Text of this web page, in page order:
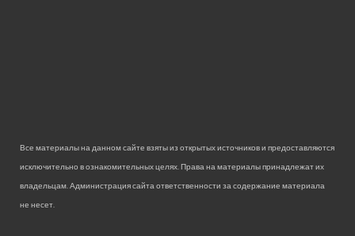
Все материалы на данном сайте взяты из открытых источников и предоставляются
исключительно в ознакомительных целях. Права на материалы принадлежат их
владельцам. Администрация сайта ответственности за содержание материала
не несет.